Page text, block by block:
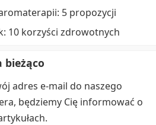
5 propozycji
10 korzyści zdrowotnych
bieżąco
adres e-mail do naszego
będziemy Cię informować o